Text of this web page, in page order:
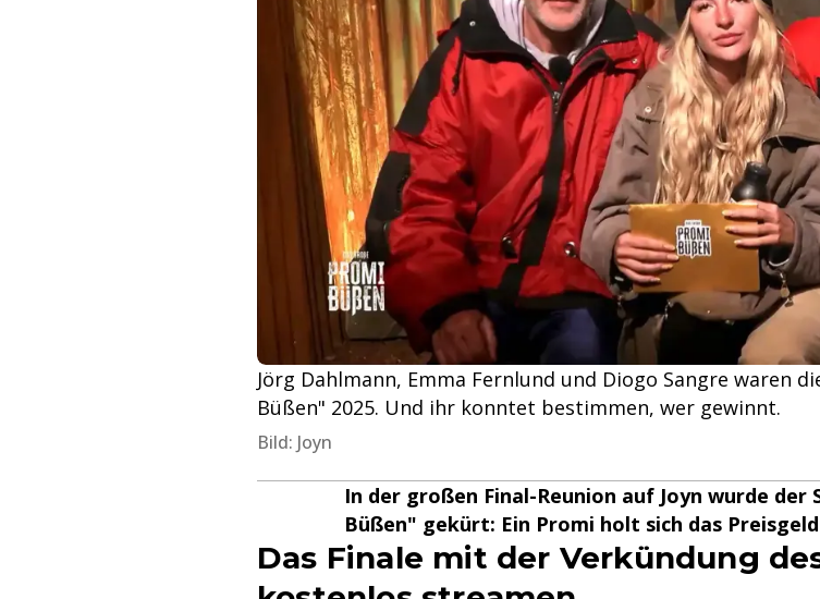
Jörg Dahlmann, Emma Fernlund und Diogo Sangre waren
Büßen" 2025. Und ihr konntet bestimmen, wer gewinnt.
Bild: Joyn
In der großen Final-Reunion auf Joyn wurde
Büßen" gekürt: Ein Promi holt sich das
Das Finale mit der Verkündung